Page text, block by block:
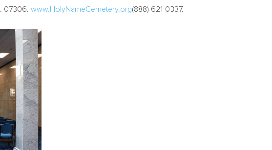
07306. www.HolyNameCemetery.org(888) 621-0337.